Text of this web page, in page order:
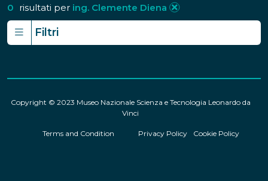
0 risultati per ing. Clemente Diena
Filtri
Copyright © 2023 Museo Nazionale Scienza e Tecnologia Leonardo da
Vinci
Terms and Condition Privacy Policy Cookie Policy